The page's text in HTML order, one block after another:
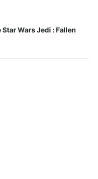
Star Wars Jedi : Fallen